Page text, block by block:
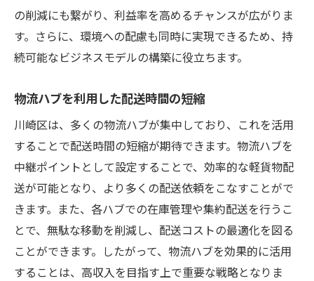
の削減にも繋がり、利益率を高めるチャンスが広がりま
す。さらに、環境への配慮も同時に実現できるため、持
続可能なビジネスモデルの構築に役立ちます。
物流ハブを利用した配送時間の短縮
川崎区は、多くの物流ハブが集中しており、これを活用
することで配送時間の短縮が期待できます。物流ハブを
中継ポイントとして設定することで、効率的な軽貨物配
送が可能となり、より多くの配送依頼をこなすことがで
きます。また、各ハブでの在庫管理や集約配送を行うこ
とで、無駄な移動を削減し、配送コストの最適化を図る
ことができます。したがって、物流ハブを効果的に活用
することは、高収入を目指す上で重要な戦略となりま